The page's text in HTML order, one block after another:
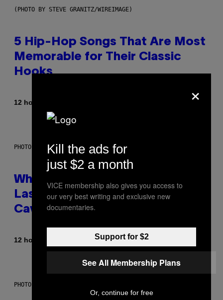
(PHOTO BY STEVE GRANITZ/WIREIMAGE)
5 Hip-Hop Songs That Are Most
Memorable for Their Classic
Hooks
12 hours ago
PHOTO: NASA; DR PIXEL / GETTY IMAGES
Why NASA Wants to Send a
Laser-Powered Drone Into
Caves Beneath the Moon
12 hours ago Luis Prada
PHOTO: BATUHAN TOKER / GETTY IMAGES
×
Kill the ads for
just $2 a month
VICE membership also gives you access to
our very best writing and exclusive new
documentaries.
Support for $2
See All Membership Plans
Or, continue for free